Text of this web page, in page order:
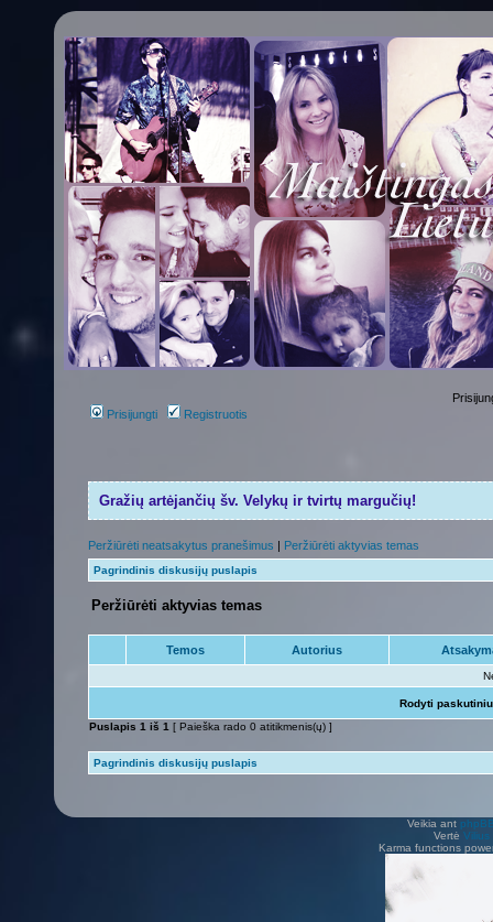
Prisijungti Registruotis
Gražių artėjančių šv. Velykų ir tvirtų margučių!
Peržiūrėti neatsakytus pranešimus | Peržiūrėti aktyvias temas
Pagrindinis diskusijų puslapis
Peržiūrėti aktyvias temas
Temos Autorius
Rodyti
Puslapis 1 iš 1 [ Paieška rado 0 atitikmenis(ų) ]
Pagrindinis diskusijų puslapis
Veikia ant
Vertė Vilius
Karma functions